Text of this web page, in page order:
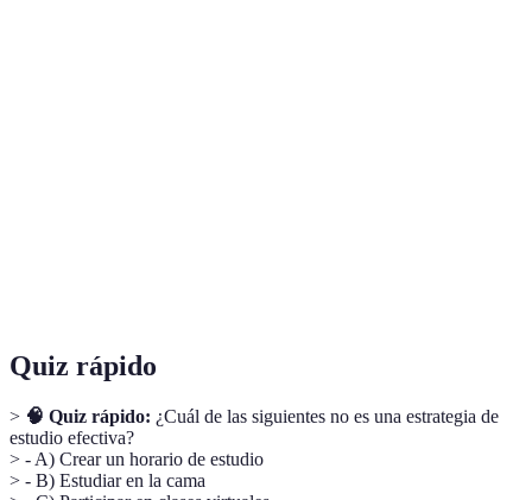
Quiz rápido
> 🧠 Quiz rápido: ¿Cuál de las siguientes no es una estrategia de
estudio efectiva?
> - A) Crear un horario de estudio
> - B) Estudiar en la cama